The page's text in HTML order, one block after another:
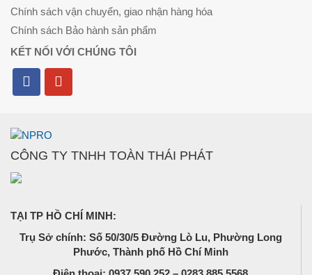
Chính sách vận chuyển, giao nhận hàng hóa
Chính sách Bảo hành sản phẩm
KẾT NỐI VỚI CHÚNG TÔI
CÔNG TY TNHH TOÀN THÁI PHÁT
TẠI TP HỒ CHÍ MINH:
Trụ Sở chính: Số 50/30/5 Đường Lò Lu, Phường Long
Phước, Thành phố Hồ Chí Minh